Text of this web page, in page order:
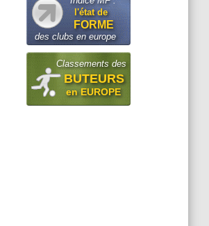
l'état de
FORME
des clubs en europe
Classements des
BUTEURS
en EUROPE